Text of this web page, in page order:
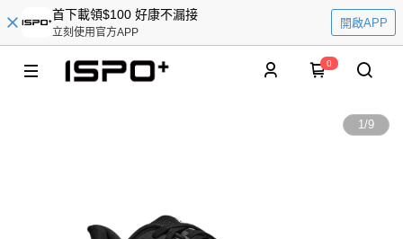
首下載領$100 好康不漏接
立刻使用官方APP
開啟APP
0
1/9